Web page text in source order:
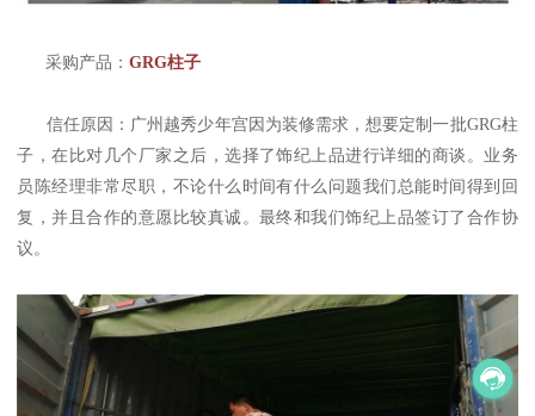
采购产品：GRG柱子
信任原因：广州越秀少年宫因为装修需求，想要定制一批GRG柱
子，在比对几个厂家之后，选择了饰纪上品进行详细的商谈。业务
员陈经理非常尽职，不论什么时间有什么问题我们总能时间得到回
复，并且合作的意愿比较真诚。最终和我们饰纪上品签订了合作协
议。